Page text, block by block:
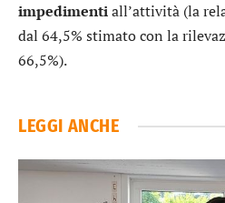
impedimentiall’attività (la
dal 64,5% stimato con la
66,5%).
LEGGI ANCHE